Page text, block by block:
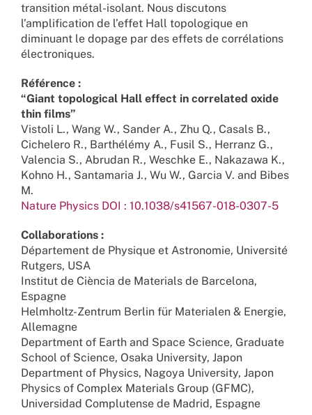
transition métal-isolant. Nous discutons
l’amplification de l’effet Hall topologique en
diminuant le dopage par des effets de corrélations
électroniques.
Référence :
“Giant topological Hall effect in correlated oxide
thin films”
Vistoli L., Wang W., Sander A., Zhu Q., Casals B.,
Cichelero R., Barthélémy A., Fusil S., Herranz G.,
Valencia S., Abrudan R., Weschke E., Nakazawa K.,
Kohno H., Santamaria J., Wu W., Garcia V. and Bibes
M.
Nature Physics DOI : 10.1038/s41567-018-0307-5
Collaborations :
Département de Physique et Astronomie, Université
Rutgers, USA
Institut de Ciència de Materials de Barcelona,
Espagne
Helmholtz-Zentrum Berlin für Materialen & Energie,
Allemagne
Department of Earth and Space Science, Graduate
School of Science, Osaka University, Japon
Department of Physics, Nagoya University, Japon
Physics of Complex Materials Group (GFMC),
Universidad Complutense de Madrid, Espagne